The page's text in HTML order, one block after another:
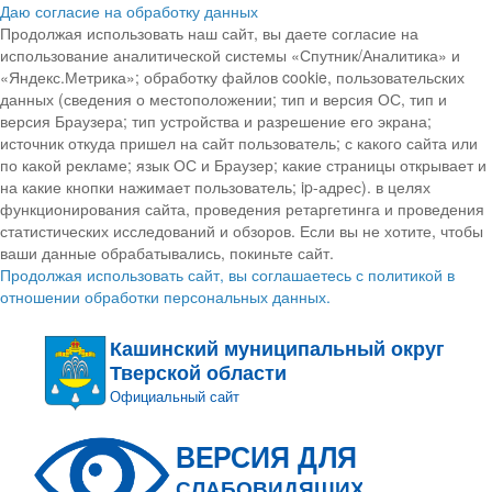
Даю согласие на обработку данных
Продолжая использовать наш сайт, вы даете согласие на
использование аналитической системы «Спутник/Аналитика» и
«Яндекс.Метрика»; обработку файлов cookie, пользовательских
данных (сведения о местоположении; тип и версия ОС, тип и
версия Браузера; тип устройства и разрешение его экрана;
источник откуда пришел на сайт пользователь; с какого сайта или
по какой рекламе; язык ОС и Браузер; какие страницы открывает и
на какие кнопки нажимает пользователь; ip-адрес). в целях
функционирования сайта, проведения ретаргетинга и проведения
статистических исследований и обзоров. Если вы не хотите, чтобы
ваши данные обрабатывались, покиньте сайт.
Продолжая использовать сайт, вы соглашаетесь с политикой в
отношении обработки персональных данных.